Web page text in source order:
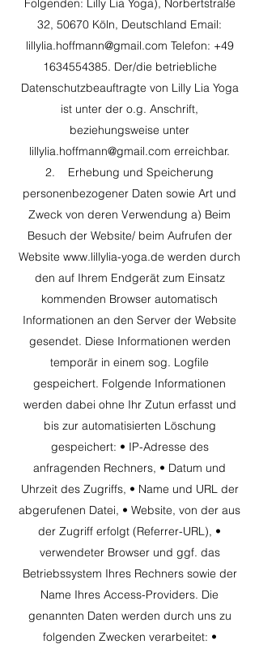
Folgenden: Lilly Lia Yoga), Norbertstraße
32, 50670 Köln, Deutschland Email:
lillylia.hoffmann@gmail.com Telefon: +49
1634554385. Der/die betriebliche
Datenschutzbeauftragte von Lilly Lia Yoga
ist unter der o.g. Anschrift,
beziehungsweise unter
lillylia.hoffmann@gmail.com erreichbar.
2. Erhebung und Speicherung
personenbezogener Daten sowie Art und
Zweck von deren Verwendung a) Beim
Besuch der Website/ beim Aufrufen der
Website www.lillylia-yoga.de werden durch
den auf Ihrem Endgerät zum Einsatz
kommenden Browser automatisch
Informationen an den Server der Website
gesendet. Diese Informationen werden
temporär in einem sog. Logfile
gespeichert. Folgende Informationen
werden dabei ohne Ihr Zutun erfasst und
bis zur automatisierten Löschung
gespeichert: • IP-Adresse des
anfragenden Rechners, • Datum und
Uhrzeit des Zugriffs, • Name und URL der
abgerufenen Datei, • Website, von der aus
der Zugriff erfolgt (Referrer-URL), •
verwendeter Browser und ggf. das
Betriebssystem Ihres Rechners sowie der
Name Ihres Access-Providers. Die
genannten Daten werden durch uns zu
folgenden Zwecken verarbeitet: •